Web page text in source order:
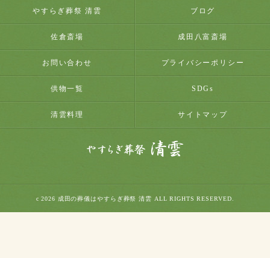
やすらぎ葬祭 清雲 ブログ
佐倉斎場 成田八富斎場
お問い合わせ プライバシーポリシー
供物一覧 SDGs
清雲料理 サイトマップ
c 2026 成田の葬儀はやすらぎ葬祭 清雲 ALL RIGHTS RESERVED.